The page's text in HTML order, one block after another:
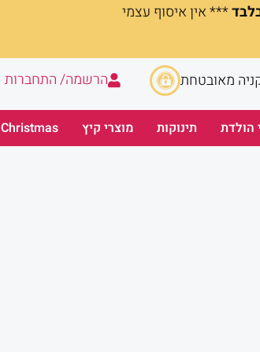
*** אין איסוף עצמי
מאובטחת הרשמה/ התחברות
הולדת תינוקות מוצרי קיץ Christmas